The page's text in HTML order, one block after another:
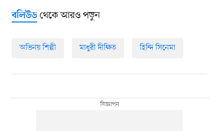
বলিউডথেকে আরও পড়ুন
অভিনয় শিল্পী মাধুরী দীক্ষিত হিন্দি সিনেমা